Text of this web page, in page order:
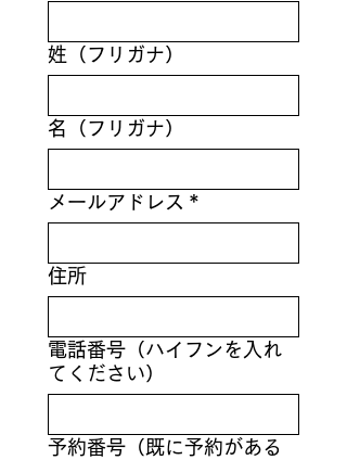
姓（フリガナ）
名（フリガナ）
メールアドレス *
住所
電話番号（ハイフンを入れ
てください）
予約番号（既に予約がある